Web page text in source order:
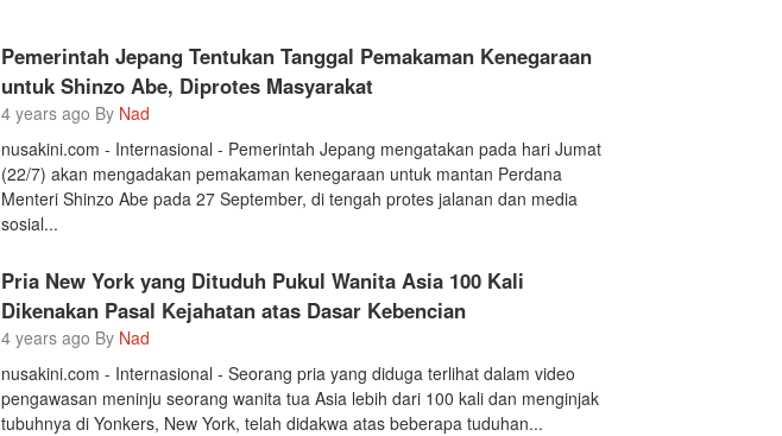
Pemerintah Jepang Tentukan Tanggal Pemakaman Kenegaraan
untuk Shinzo Abe, Diprotes Masyarakat
4 years ago By Nad
nusakini.com - Internasional - Pemerintah Jepang mengatakan pada hari Jumat
(22/7) akan mengadakan pemakaman kenegaraan untuk mantan Perdana
Menteri Shinzo Abe pada 27 September, di tengah protes jalanan dan media
sosial...
Pria New York yang Dituduh Pukul Wanita Asia 100 Kali
Dikenakan Pasal Kejahatan atas Dasar Kebencian
4 years ago By Nad
nusakini.com - Internasional - Seorang pria yang diduga terlihat dalam video
pengawasan meninju seorang wanita tua Asia lebih dari 100 kali dan menginjak
tubuhnya di Yonkers, New York, telah didakwa atas beberapa tuduhan...